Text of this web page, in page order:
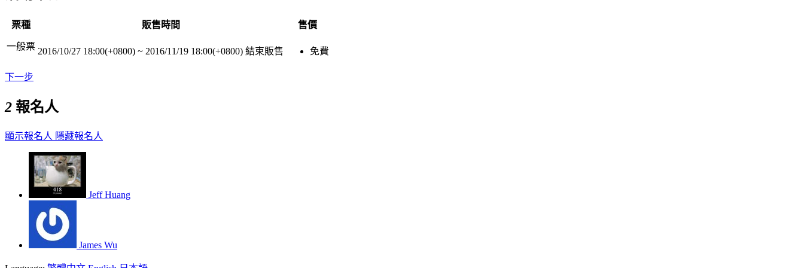
票種 販售時間 售價
一般票 2016/10/27 18:00(+0800) ~ 2016/11/19 18:00(+0800) 結束販售 免費
下一步
2 報名人
顯示報名人 隱藏報名人
Jeff Huang
James Wu